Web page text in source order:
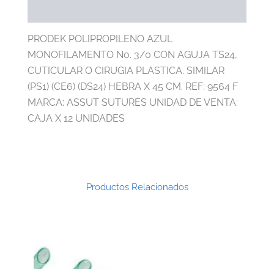
PRODEK POLIPROPILENO AZUL
MONOFILAMENTO No. 3/0 CON AGUJA TS24,
CUTICULAR O CIRUGIA PLASTICA. SIMILAR
(PS1) (CE6) (DS24) HEBRA X 45 CM. REF: 9564 F
MARCA: ASSUT SUTURES UNIDAD DE VENTA:
CAJA X 12 UNIDADES
Productos Relacionados